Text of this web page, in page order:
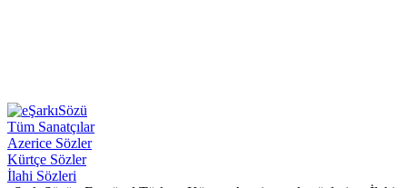
Tüm Sanatçılar
Azerice Sözler
Kürtçe Sözler
İlahi Sözleri